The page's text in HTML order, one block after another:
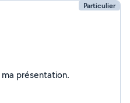
Particulier
Je n'ai pas encore renseigné ma présentation.